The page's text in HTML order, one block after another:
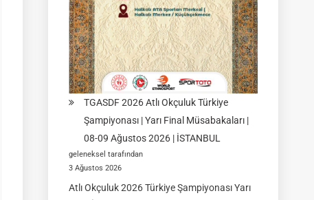
|
Ulupamir-
Erciş/VAN
TGASDF 2026 Atlı Okçuluk Türkiye
Şampiyonası | Yarı Final Müsabakaları |
08-09 Ağustos 2026 | İSTANBUL
geleneksel tarafından
3 Ağustos 2026
Atlı Okçuluk 2026 Türkiye Şampiyonası Yarı